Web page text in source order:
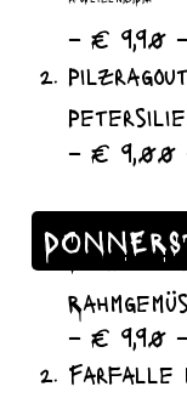
– € 9,90
– € 9,00
– € 9,90
Farfalle